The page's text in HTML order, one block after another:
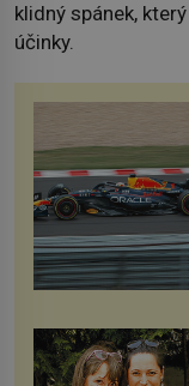
klidný spánek,
účinky.